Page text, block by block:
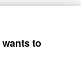
wants to